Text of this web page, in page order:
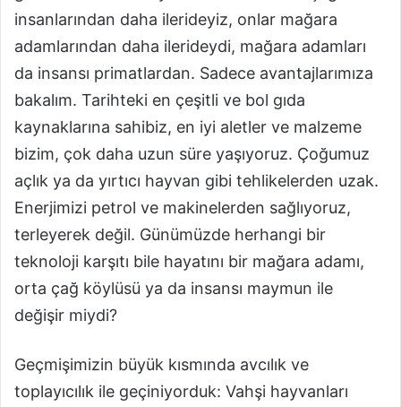
insanlarından daha ilerideyiz, onlar mağara
adamlarından daha ilerideydi, mağara adamları
da insansı primatlardan. Sadece avantajlarımıza
bakalım. Tarihteki en çeşitli ve bol gıda
kaynaklarına sahibiz, en iyi aletler ve malzeme
bizim, çok daha uzun süre yaşıyoruz. Çoğumuz
açlık ya da yırtıcı hayvan gibi tehlikelerden uzak.
Enerjimizi petrol ve makinelerden sağlıyoruz,
terleyerek değil. Günümüzde herhangi bir
teknoloji karşıtı bile hayatını bir mağara adamı,
orta çağ köylüsü ya da insansı maymun ile
değişir miydi?
Geçmişimizin büyük kısmında avcılık ve
toplayıcılık ile geçiniyorduk: Vahşi hayvanları